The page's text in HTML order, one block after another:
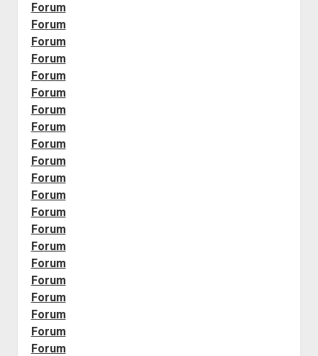
Forum
Forum
Forum
Forum
Forum
Forum
Forum
Forum
Forum
Forum
Forum
Forum
Forum
Forum
Forum
Forum
Forum
Forum
Forum
Forum
Forum